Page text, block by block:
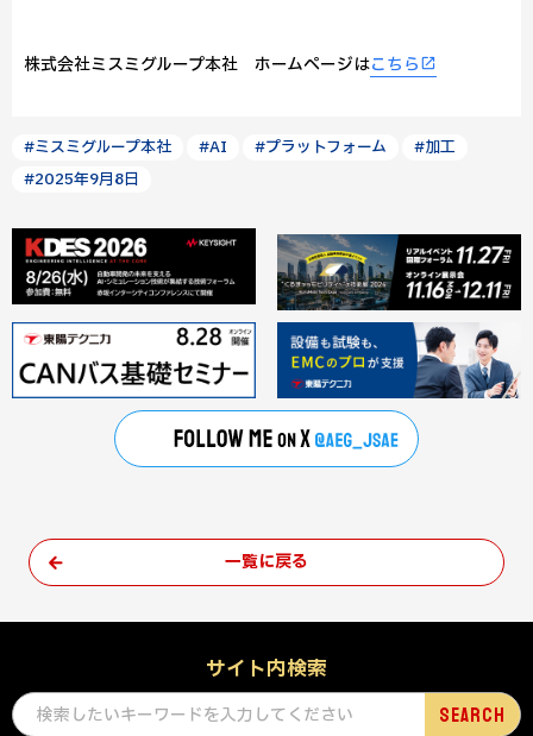
株式会社ミスミグループ本社 ホームページはこちら
#ミスミグループ本社 #AI #プラットフォーム
#加工
#2025年9月8日
一覧に戻る
サイト内検索